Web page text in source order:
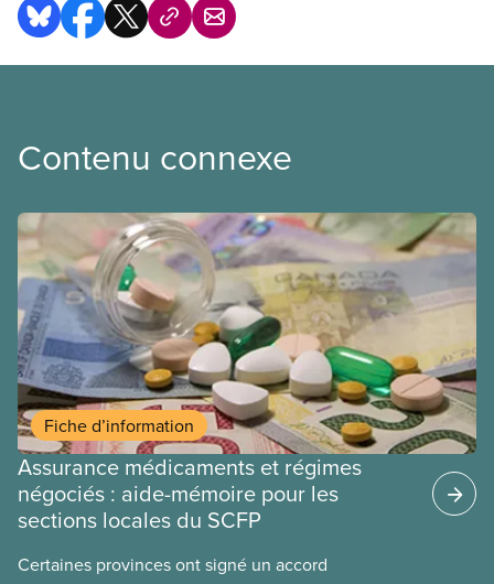
Contenu connexe
Fiche d’information
Assurance médicaments et régimes
négociés : aide-mémoire pour les
sections locales du SCFP
Certaines provinces ont signé un accord